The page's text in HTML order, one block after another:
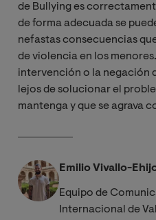
de Bullying es
de forma adecuada se
nefastas consecuencias
de violencia en los
intervención o la negación
lejos de solucionar el
mantenga y que se agrava
Emilio Vivallo-
Equipo de
Internacional de